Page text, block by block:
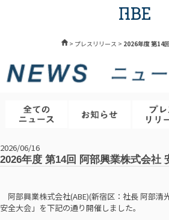
> プレスリリース > 2026年度 第14
2026/06/16
2026年度 第14回 阿部興業株式会社
阿部興業株式会社(ABE)(新宿区：社長 阿部清
安全大会」を下記の通り開催しました。